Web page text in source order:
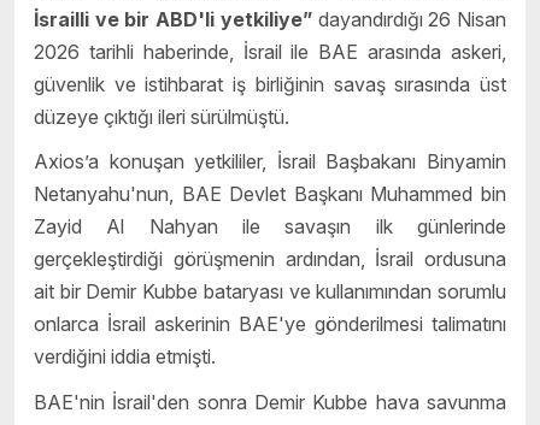
İsrailli ve bir ABD'li yetkiliye”dayandırdığı 26 Nisan
2026 tarihli haberinde, İsrail ile BAE arasında askeri,
güvenlik ve istihbarat iş birliğinin savaş sırasında üst
düzeye çıktığı ileri sürülmüştü.
Axios’a konuşan yetkililer, İsrail Başbakanı Binyamin
Netanyahu'nun, BAE Devlet Başkanı Muhammed bin
Zayid Al Nahyan ile savaşın ilk günlerinde
gerçekleştirdiği görüşmenin ardından, İsrail ordusuna
ait bir Demir Kubbe bataryası ve kullanımından sorumlu
onlarca İsrail askerinin BAE'ye gönderilmesi talimatını
verdiğini iddia etmişti.
BAE'nin İsrail'den sonra Demir Kubbe hava savunma